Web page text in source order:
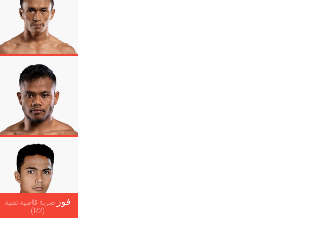
فوز ضربة قاضية تقنية
(R2)